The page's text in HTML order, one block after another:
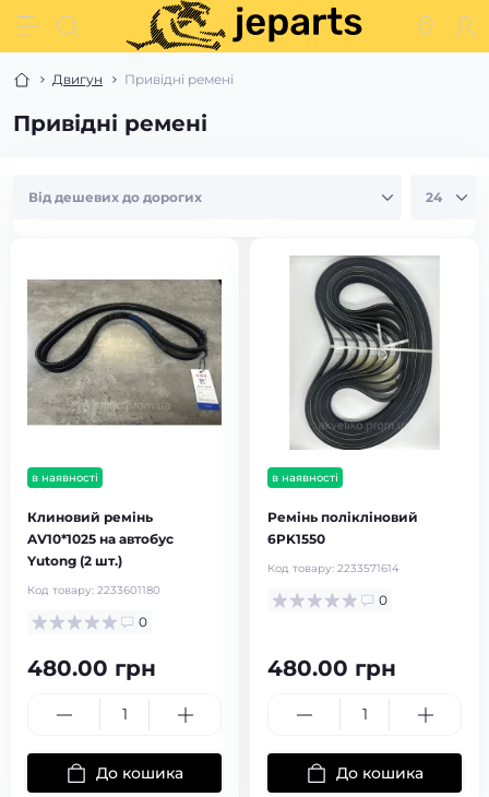
Двигун Привідні ремені
Привідні ремені
в наявності
Клиновий ремінь
AV10*1025 на автобус
Yutong (2 шт.)
Код товару: 2233601180
0
480.00 грн
До кошика
в наявності
Ремінь полікліновий
6PK1550
Код товару: 2233571614
0
480.00 грн
До кошика